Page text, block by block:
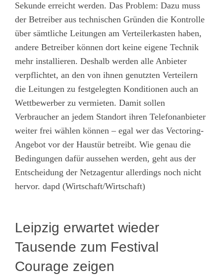
Sekunde erreicht werden. Das Problem: Dazu muss
der Betreiber aus technischen Gründen die Kontrolle
über sämtliche Leitungen am Verteilerkasten haben,
andere Betreiber können dort keine eigene Technik
mehr installieren. Deshalb werden alle Anbieter
verpflichtet, an den von ihnen genutzten Verteilern
die Leitungen zu festgelegten Konditionen auch an
Wettbewerber zu vermieten. Damit sollen
Verbraucher an jedem Standort ihren Telefonanbieter
weiter frei wählen können – egal wer das Vectoring-
Angebot vor der Haustür betreibt. Wie genau die
Bedingungen dafür aussehen werden, geht aus der
Entscheidung der Netzagentur allerdings noch nicht
hervor. dapd (Wirtschaft/Wirtschaft)
Leipzig erwartet wieder
Tausende zum Festival
Courage zeigen